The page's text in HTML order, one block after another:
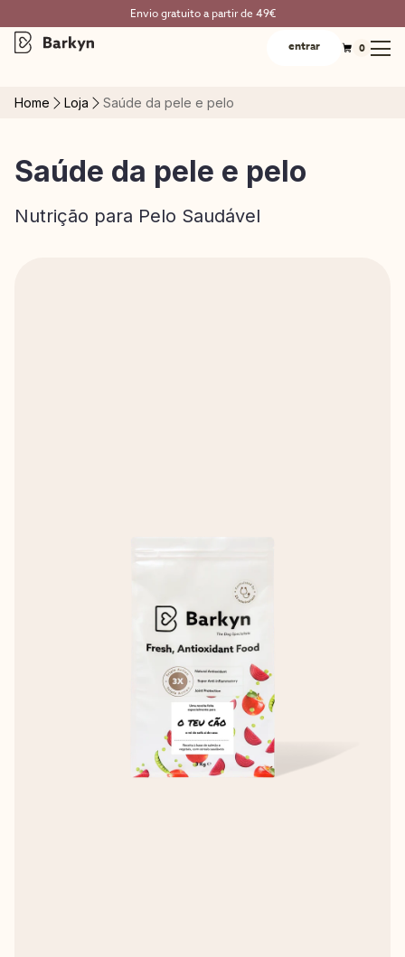
Envio gratuito a partir de 49€
entrar 0
Home Loja Saúde da pele e pelo
Saúde da pele e pelo
Nutrição para Pelo Saudável